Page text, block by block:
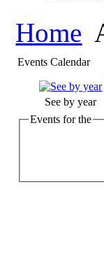
Home
Events Calendar
See by year
Events for the